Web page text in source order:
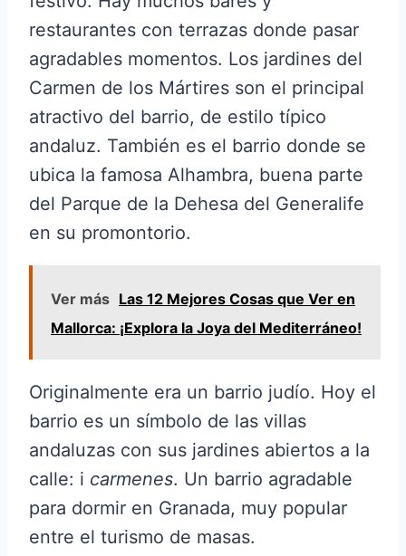
restaurantes con terrazas donde pasar
agradables momentos. Los jardines del
Carmen de los Mártires son el principal
atractivo del barrio, de estilo típico
andaluz. También es el barrio donde se
ubica la famosa Alhambra, buena parte
del Parque de la Dehesa del Generalife
en su promontorio.
Ver más Las 12 Mejores Cosas que Ver en
Mallorca: ¡Explora la Joya del Mediterráneo!
Originalmente era un barrio judío. Hoy el
barrio es un símbolo de las villas
andaluzas con sus jardines abiertos a la
calle: i carmenes. Un barrio agradable
para dormir en Granada, muy popular
entre el turismo de masas.